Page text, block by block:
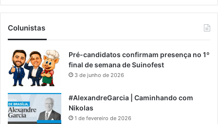
Colunistas
Pré-candidatos confirmam presença no 1º
final de semana de Suinofest
3 de junho de 2026
#AlexandreGarcia | Caminhando com
Nikolas
1 de fevereiro de 2026